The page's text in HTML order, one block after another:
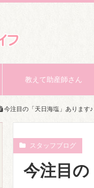
教えて助産師さん
今注目の「天日海塩」あります♪
スタッフブログ
今注目の